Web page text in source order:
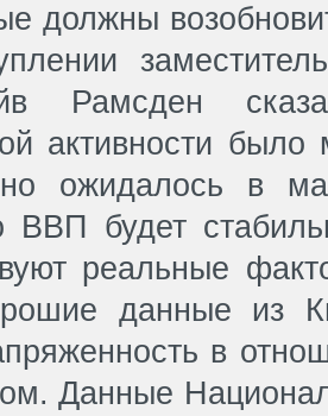
должны
Рамсден
активности
ожидалось в
ВВП будет
реальные
данные из
в
Данные